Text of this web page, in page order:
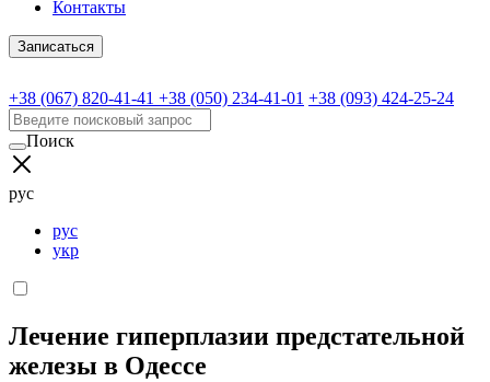
Контакты
Записаться
+38 (067) 820-41-41 +38 (050) 234-41-01 +38 (093) 424-25-24
Поиск
рус
рус
укр
Лечение гиперплазии предстательной
железы в Одессе